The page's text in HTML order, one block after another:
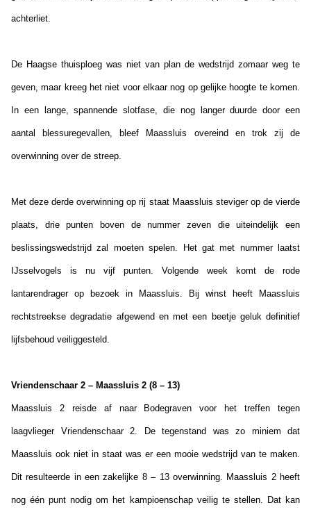
achterliet.
De Haagse thuisploeg was niet van plan de wedstrijd zomaar weg te
geven, maar kreeg het niet voor elkaar nog op gelijke hoogte te komen.
In een lange, spannende slotfase, die nog langer duurde door een
aantal blessuregevallen, bleef Maassluis overeind en trok zij de
overwinning over de streep.
Met deze derde overwinning op rij staat Maassluis steviger op de vierde
plaats, drie punten boven de nummer zeven die uiteindelijk een
beslissingswedstrijd zal moeten spelen. Het gat met nummer laatst
IJsselvogels is nu vijf punten. Volgende week komt de rode
lantarendrager op bezoek in Maassluis. Bij winst heeft Maassluis
rechtstreekse degradatie afgewend en met een beetje geluk definitief
lijfsbehoud veiliggesteld.
Vriendenschaar 2 – Maassluis 2 (8 – 13)
Maassluis 2 reisde af naar Bodegraven voor het treffen tegen
laagvlieger Vriendenschaar 2. De tegenstand was zo miniem dat
Maassluis ook niet in staat was er een mooie wedstrijd van te maken.
Dit resulteerde in een zakelijke 8 – 13 overwinning. Maassluis 2 heeft
nog één punt nodig om het kampioenschap veilig te stellen. Dat kan